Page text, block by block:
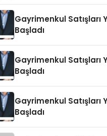
Gayrimenkul Satışları
Başladı
Gayrimenkul Satışları
Başladı
Gayrimenkul Satışları
Başladı